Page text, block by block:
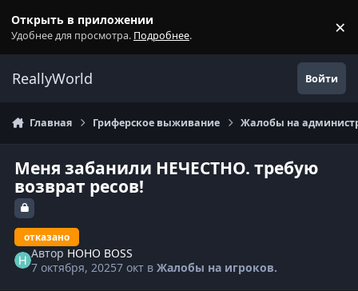
Открыть в приложении
Удобнее для просмотра. Подробнее. ×
ReallyWorld Войти
Главная Гриферское выживание Жалобы на
Меня забанили НЕЧЕСТНО. требую
возврат ресов!
отказано
Автор HOHO BOSS
7 октября, 20257 окт вЖалобы на игроков.